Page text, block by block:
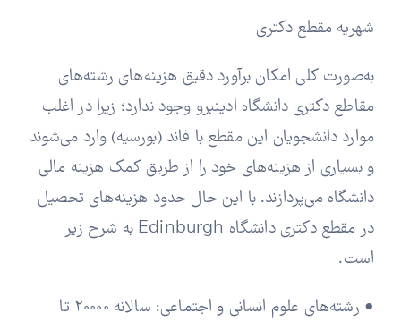
شهریه مقطع دکتری
به‌صورت کلی امکان برآورد دقیق هزینه‌های رشته‌های
مقاطع دکتری دانشگاه ادینبرو وجود ندارد؛ زیرا در اغلب
موارد دانشجویان این مقطع با فاند (بورسیه) وارد می‌شوند
و بسیاری از هزینه‌های خود را از طریق کمک هزینه مالی
دانشگاه می‌پردازند. با این حال حدود هزینه‌های تحصیل
در مقطع دکتری دانشگاه Edinburgh به شرح زیر
است.
• رشته‌های علوم انسانی و اجتماعی: سالانه 20000 تا